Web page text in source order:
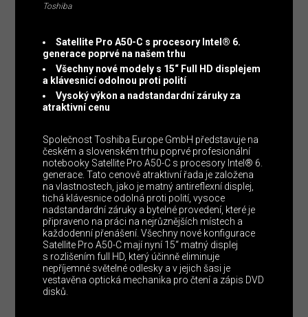
Toshiba
Satellite Pro A50-C s procesory Intel® 6.
generace poprvé na našem trhu
Všechny nové modely s 15“ Full HD displejem
a klávesnicí odolnou proti polití
Vysoký výkon a nadstandardní záruky za
atraktivní cenu
Společnost Toshiba Europe GmbH představuje na
českém a slovenském trhu poprvé profesionální
notebooky Satellite Pro A50-C s procesory Intel® 6.
generace. Tato cenově atraktivní řada je založena
na vlastnostech, jako je matný antireflexní displej,
tichá klávesnice odolná proti polití, vysoce
nadstandardní záruky a bytelné provedení, které je
připraveno na práci na nejrůznějších místech a
každodenní přenášení. Všechny nové konfigurace
Satellite Pro A50-C mají nyní 15“ matný displej
s rozlišením full HD, který účinně eliminuje
nepříjemné světelné odlesky a v jejich šasi je
vestavěna optická mechanika pro čtení a zápis DVD
disků.